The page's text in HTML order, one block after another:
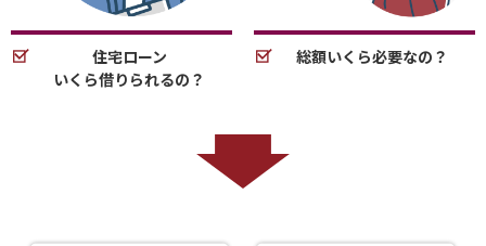
住宅ローン
いくら借りられるの？
総額いくら必要なの？